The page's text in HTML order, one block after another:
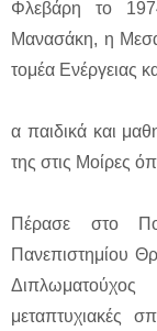
Φλεβάρη το
Μανασάκη, η
τομέα Ενέργειας
α παιδικά και
της στις Μοίρες
Πέρασε στο
Πανεπιστημίου
μεταπτυχιακές